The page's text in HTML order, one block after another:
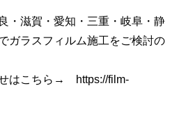
・滋賀・愛知・三重・岐阜・静
ガラスフィルム施工をご検討の
せはこちら→
https://film-